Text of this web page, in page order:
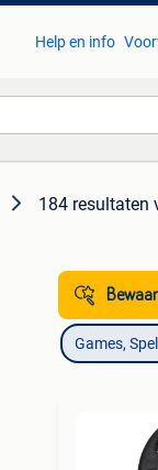
Help en info
184 resultaten
Games,